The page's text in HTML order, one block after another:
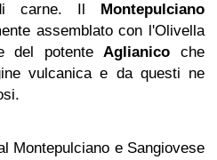
carne. Il Montepulciano
assemblato con l'Olivella
del potenteAglianico che
vulcanica e da questi ne
Montepulciano e Sangiovese